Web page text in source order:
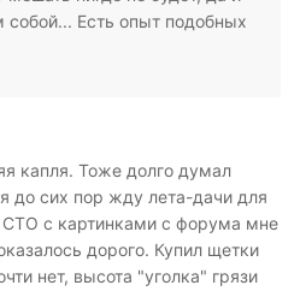
собой... Есть опыт подобных
капля. Тоже долго думал
до сих пор жду лета-дачи для
СТО с картинками с форума мне
дорого. Купил щетки
нет, высота "уголка" грязи